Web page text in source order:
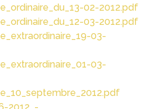
02-2012.pdf
03-2012.pdf
03-
03-